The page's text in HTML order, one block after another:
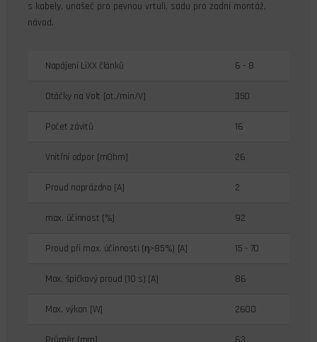
s kabely, unašeč pro pevnou vrtuli, sadu pro zadní montáž,
návod.
Napájení LiXX článků 6 - 8
Otáčky na Volt [ot./min/V] 350
Počet závitů 16
Vnitřní odpor [mOhm] 26
Proud naprázdno [A] 2
max. účinnost [%] 92
Proud při max. účinnosti (η>85%) [A] 15 - 70
Max. špičkový proud (10 s) [A] 86
Max. výkon [W] 2600